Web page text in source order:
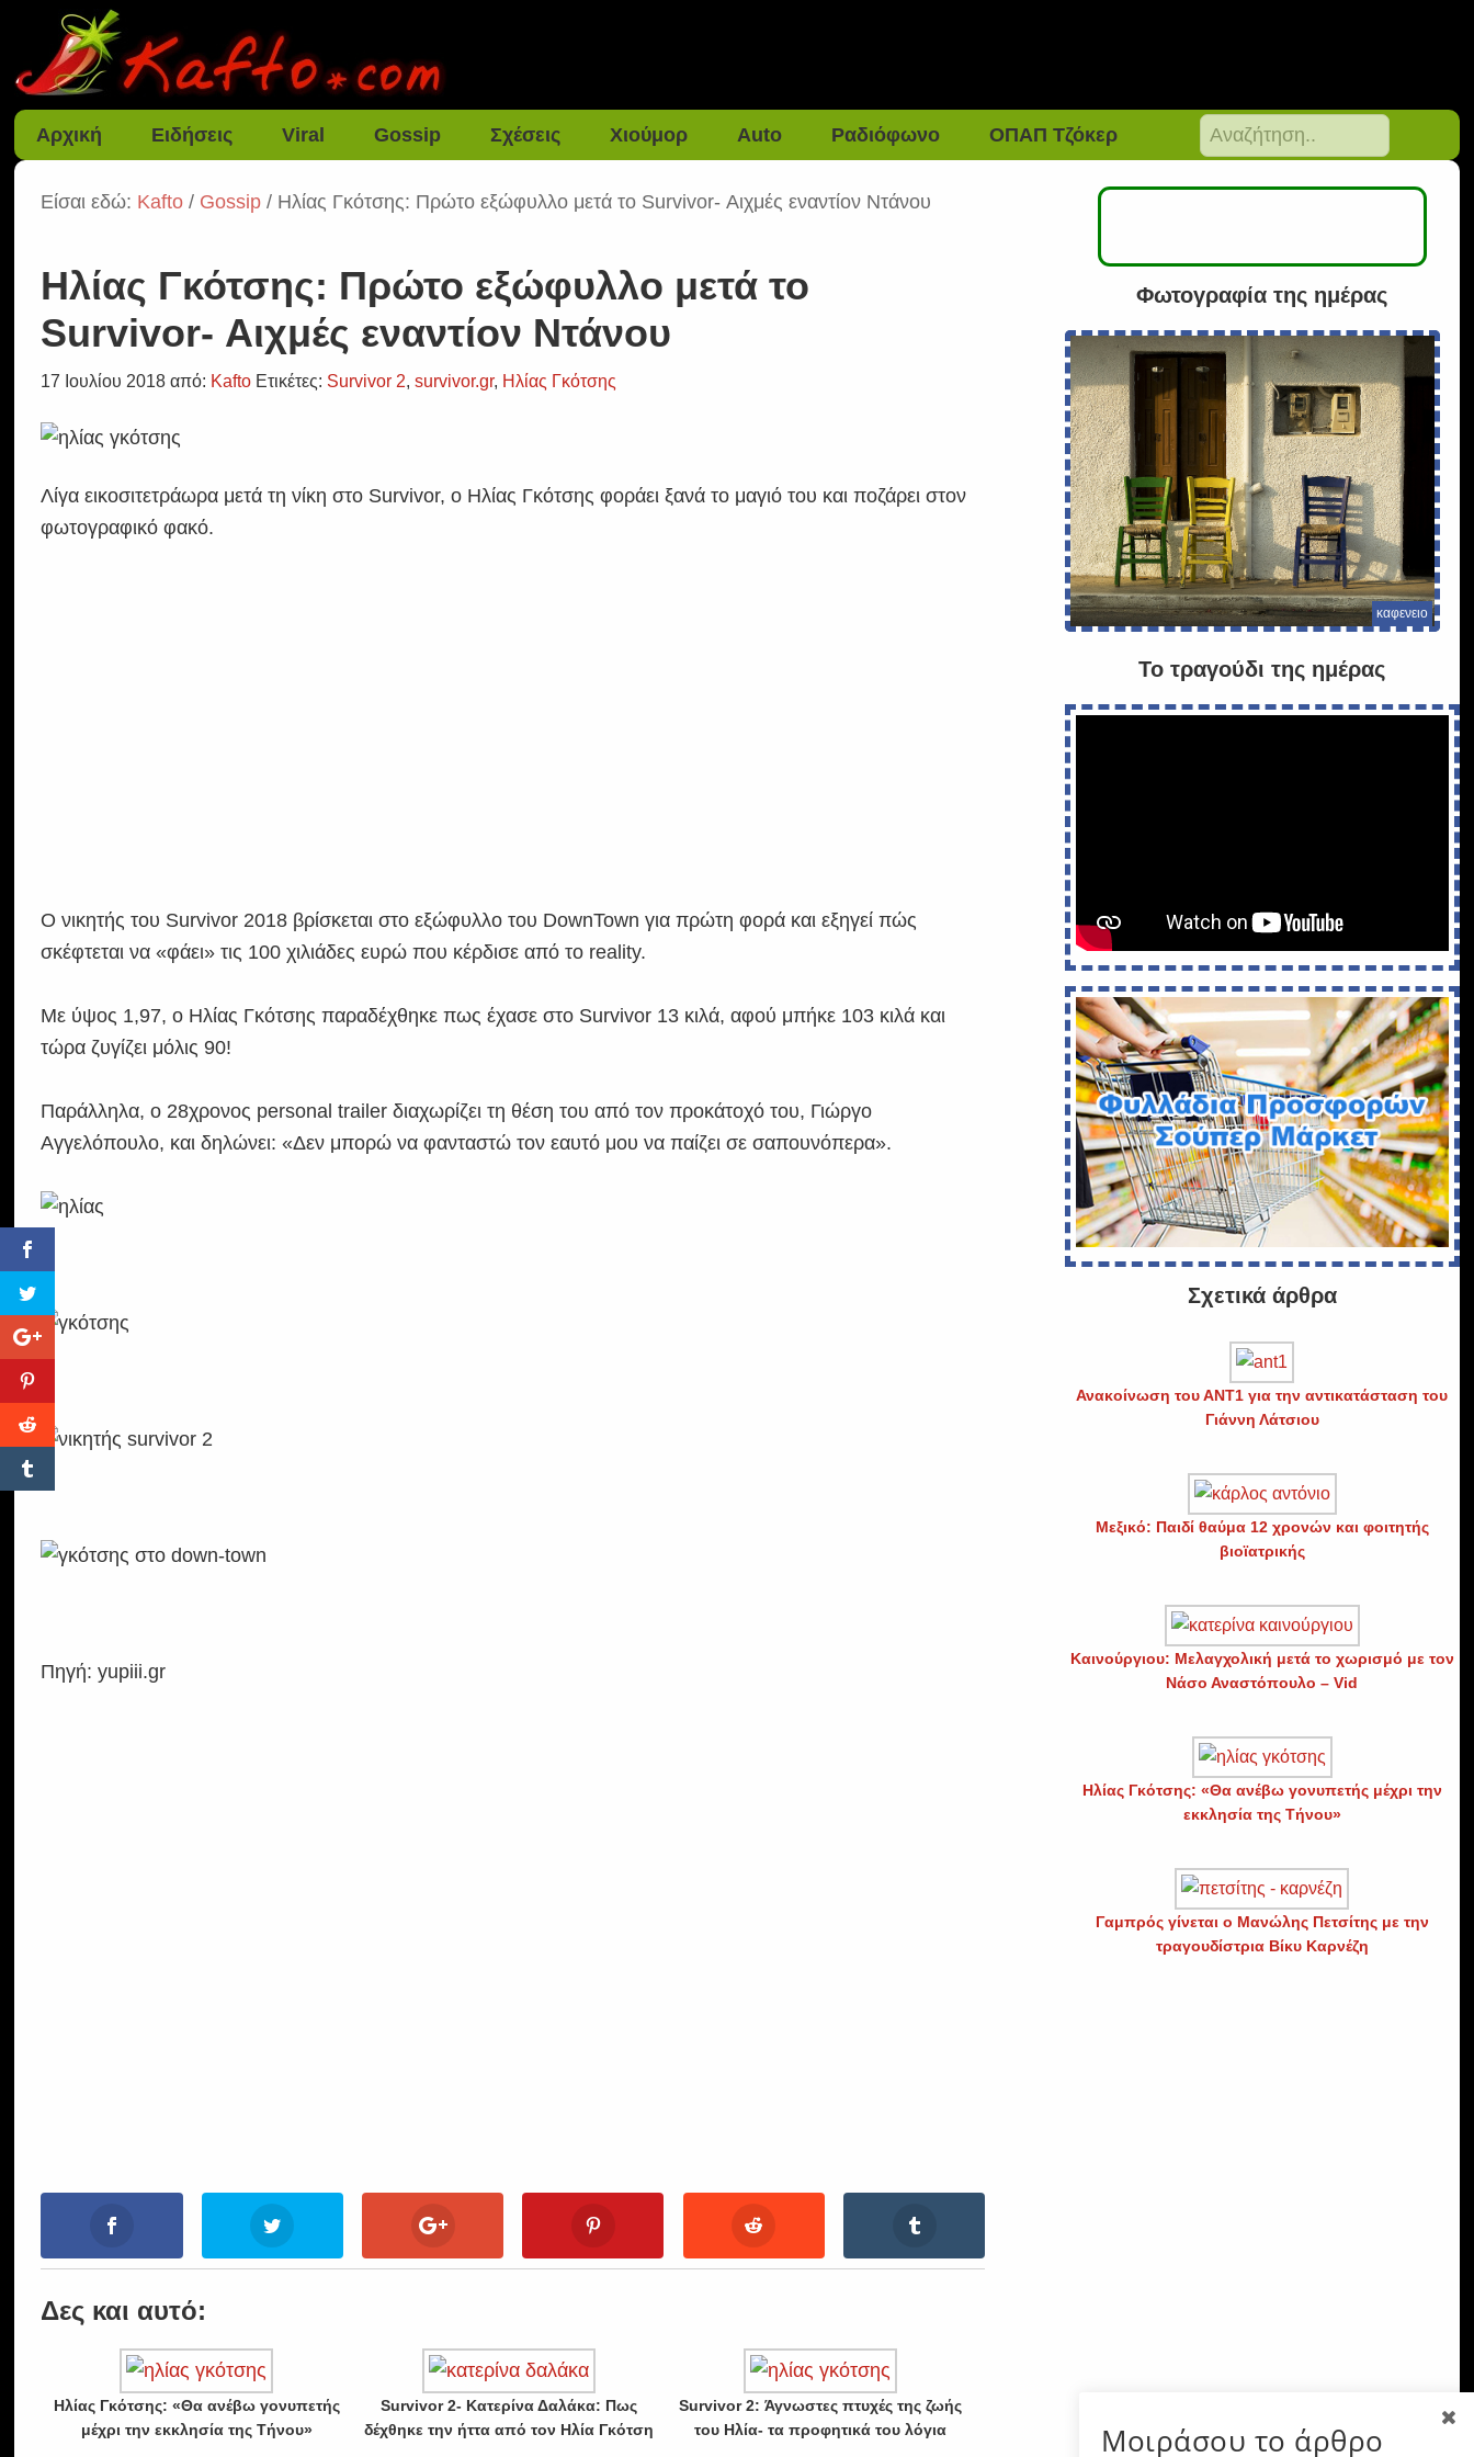
Αρχική Ειδήσεις Viral Gossip Σχέσεις Χιούμορ Auto Ραδιόφωνο ΟΠΑΠ Τζόκερ
Είσαι εδώ: Kafto / Gossip / Ηλίας Γκότσης: Πρώτο εξώφυλλο μετά το Survivor- Αιχμές εναντίον Ντάνου
Ηλίας Γκότσης: Πρώτο εξώφυλλο μετά το
Survivor- Αιχμές εναντίον Ντάνου
17 Ιουλίου 2018 από: Kafto Ετικέτες: Survivor 2,survivor.gr, Ηλίας Γκότσης
Λίγα εικοσιτετράωρα μετά τη νίκη στο Survivor, ο Ηλίας Γκότσης φοράει ξανά το μαγιό του και ποζάρει στον
φωτογραφικό φακό.
Ο νικητής του Survivor 2018 βρίσκεται στο εξώφυλλο του DownTown για πρώτη φορά και εξηγεί πώς
σκέφτεται να «φάει» τις 100 χιλιάδες ευρώ που κέρδισε από το reality.
Με ύψος 1,97, ο Ηλίας Γκότσης παραδέχθηκε πως έχασε στο Survivor 13 κιλά, αφού μπήκε 103 κιλά και
τώρα ζυγίζει μόλις 90!
Παράλληλα, ο 28χρονος personal trailer διαχωρίζει τη θέση του από τον προκάτοχό του, Γιώργο
Αγγελόπουλο, και δηλώνει: «Δεν μπορώ να φανταστώ τον εαυτό μου να παίζει σε σαπουνόπερα».
Πηγή: yupiii.gr
Δες και αυτό:
Ηλίας Γκότσης: «Θα ανέβω γονυπετής
μέχρι την εκκλησία της Τήνου»
Survivor 2- Κατερίνα Δαλάκα: Πως
δέχθηκε την ήττα από τον Ηλία Γκότση
Survivor 2: Άγνωστες πτυχές της ζωής
του Ηλία- τα προφητικά του λόγια
Φωτογραφία της ημέρας
καφενειο
Το τραγούδι της ημέρας
Σχετικά άρθρα
Ανακοίνωση του ΑΝΤ1 για την αντικατάσταση του
Γιάννη Λάτσιου
Μεξικό: Παιδί θαύμα 12 χρονών και φοιτητής
βιοϊατρικής
Καινούργιου: Μελαγχολική μετά το χωρισμό με τον
Νάσο Αναστόπουλο – Vid
Ηλίας Γκότσης: «Θα ανέβω γονυπετής μέχρι την
εκκλησία της Τήνου»
Γαμπρός γίνεται ο Μανώλης Πετσίτης με την
τραγουδίστρια Βίκυ Καρνέζη
Μοιράσου το άρθρο